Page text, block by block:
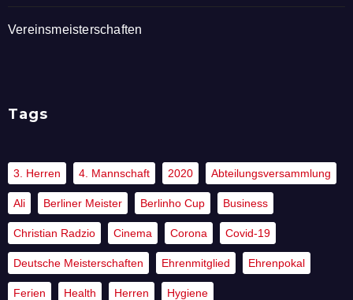
Vereinsmeisterschaften
Tags
3. Herren 4. Mannschaft 2020 Abteilungsversammlung
Ali Berliner Meister Berlinho Cup Business
Christian Radzio Cinema Corona Covid-19
Deutsche Meisterschaften Ehrenmitglied Ehrenpokal
Ferien Health Herren Hygiene